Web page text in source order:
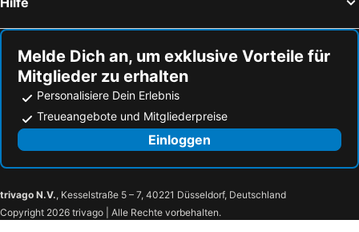
Melde Dich an, um exklusive Vorteile für
Mitglieder zu erhalten
Personalisiere Dein Erlebnis
Treueangebote und Mitgliederpreise
Einloggen
trivago N.V., Kesselstraße 5 – 7, 40221 Düsseldorf, Deutschland
Copyright 2026 trivago | Alle Rechte vorbehalten.